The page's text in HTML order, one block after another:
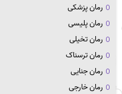
رمان پزشکی
رمان پلیسی
رمان تخیلی
رمان ترسناک
رمان جنایی
رمان خارجی